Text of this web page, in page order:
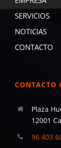
SERVICIOS
NOTICIAS
CONTACTO
CONTACTO
Plaza
12001
96 403